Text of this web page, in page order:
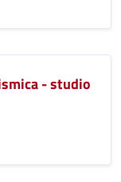
- studio